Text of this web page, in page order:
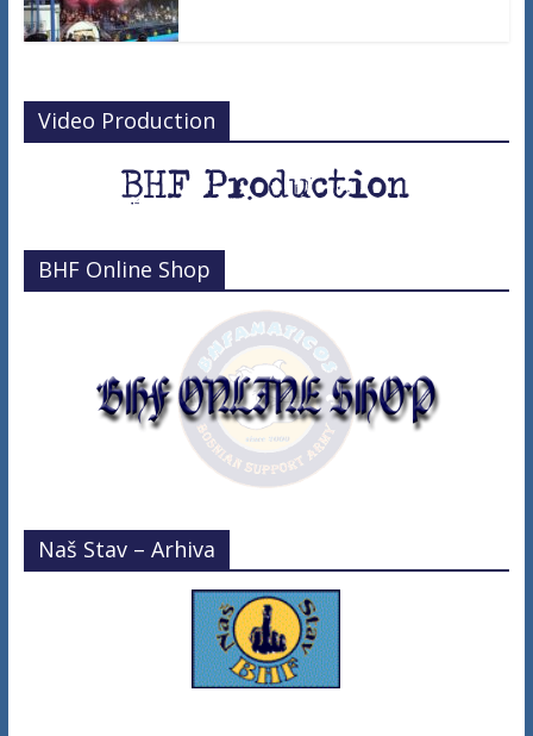
Video Production
BHF Online Shop
Naš Stav – Arhiva